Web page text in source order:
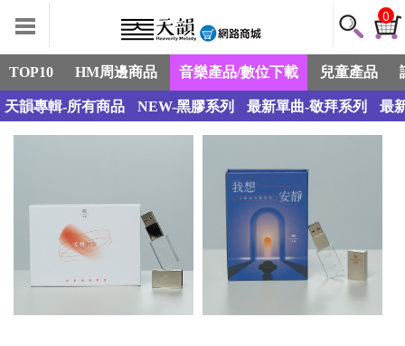
0
TOP10 HM周邊商品 音樂產品/數位下載 兒童產品
天韻專輯-所有商品 NEW-黑膠系列 最新單曲-敬拜系列 最